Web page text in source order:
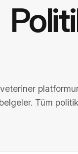
belgeler. Tüm